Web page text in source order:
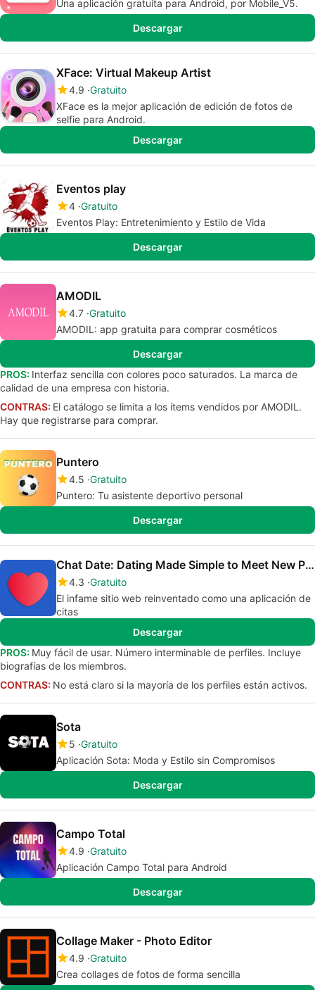
Una aplicación gratuita para Android, por Mobile_V5.
Descargar
XFace: Virtual Makeup Artist
4.9 Gratuito
XFace es la mejor aplicación de edición de fotos de
selfie para Android.
Descargar
Eventos play
4 Gratuito
Eventos Play: Entretenimiento y Estilo de Vida
Descargar
AMODIL
4.7 Gratuito
AMODIL: app gratuita para comprar cosméticos
Descargar
PROS: Interfaz sencilla con colores poco saturados. La marca de
calidad de una empresa con historia.
CONTRAS: El catálogo se limita a los ítems vendidos por AMODIL.
Hay que registrarse para comprar.
Puntero
4.5 Gratuito
Puntero: Tu asistente deportivo personal
Descargar
Chat Date: Dating Made Simple to Meet New People
4.3 Gratuito
El infame sitio web reinventado como una aplicación de
citas
Descargar
PROS: Muy fácil de usar. Número interminable de perfiles. Incluye
biografías de los miembros.
CONTRAS: No está claro si la mayoría de los perfiles están activos.
Sota
5 Gratuito
Aplicación Sota: Moda y Estilo sin Compromisos
Descargar
Campo Total
4.9 Gratuito
Aplicación Campo Total para Android
Descargar
Collage Maker - Photo Editor
4.9 Gratuito
Crea collages de fotos de forma sencilla